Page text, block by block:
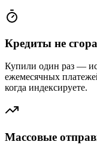
Кредиты не
Купили один раз —
ежемесячных
когда индексируете.
Массовые